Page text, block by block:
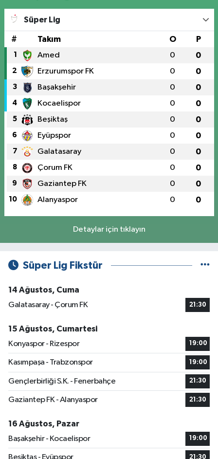
Süper Lig
# Takım O P
1 Amed 0 0
2 Erzurumspor FK 0 0
3 Başakşehir 0 0
4 Kocaelispor 0 0
5 Beşiktaş 0 0
6 Eyüpspor 0 0
7 Galatasaray 0 0
8 Çorum FK 0 0
9 Gaziantep FK 0 0
10 Alanyaspor 0 0
Detaylar için tıklayın
Süper Lig Fikstür
14 Ağustos, Cuma
Galatasaray - Çorum FK
21:30
15 Ağustos, Cumartesi
Konyaspor - Rizespor
19:00
Kasımpaşa - Trabzonspor 19:00
Gençlerbirliği S.K. - Fenerbahçe 21:30
Gaziantep FK - Alanyaspor 21:30
16 Ağustos, Pazar
Başakşehir - Kocaelispor
19:00
21:30